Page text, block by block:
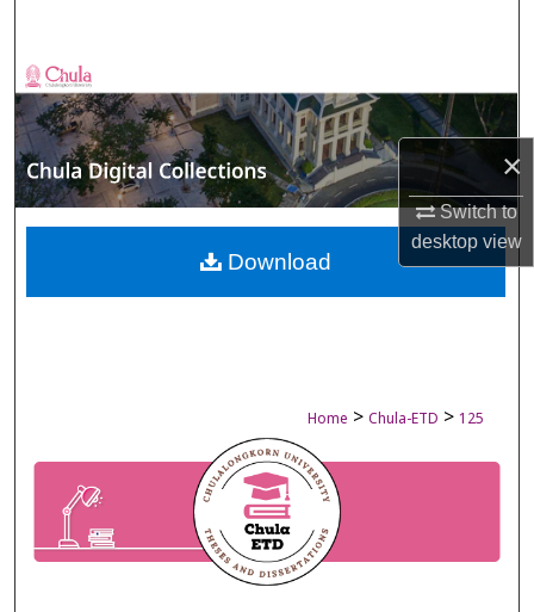
×
Switch to
desktopview
Browse Collections
My Account
About
Digital Commons Network™
Home > Chula-ETD > 125
Download